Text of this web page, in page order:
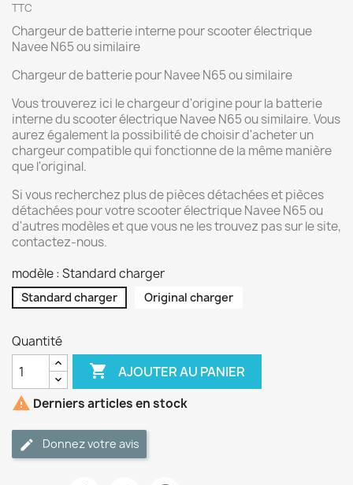
TTC
Chargeur de batterie interne pour scooter électrique
Navee N65 ou similaire
Chargeur de batterie pour Navee N65 ou similaire
Vous trouverez ici le chargeur d'origine pour la batterie
interne du scooter électrique Navee N65 ou similaire. Vous
aurez également la possibilité de choisir d'acheter un
chargeur compatible qui fonctionne de la même manière
que l'original.
Si vous recherchez plus de pièces détachées et pièces
détachées pour votre scooter électrique Navee N65 ou
d'autres modèles et que vous ne les trouvez pas sur le site,
contactez-nous.
modèle : Standard charger
Standard charger Original charger
Quantité
 AJOUTER AU PANIER
 Derniers articles en stock
Donnez votre avis